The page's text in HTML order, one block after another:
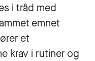
i tråd med
emnet
et
krav i rutiner og